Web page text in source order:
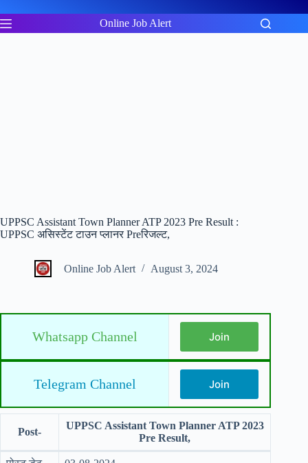
to
content
Online Job Alert
UPPSC Assistant Town Planner ATP 2023 Pre Result :
UPPSC असिस्टेंट टाउन प्लानर Preरिजल्ट,
Online Job Alert August 3, 2024
Whatsapp Channel Join
Telegram Channel Join
Post-
UPPSC Assistant Town Planner ATP 2023
Pre Result,